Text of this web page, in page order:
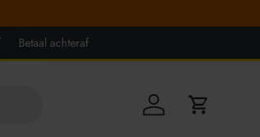
Betaal achteraf
Inloggen